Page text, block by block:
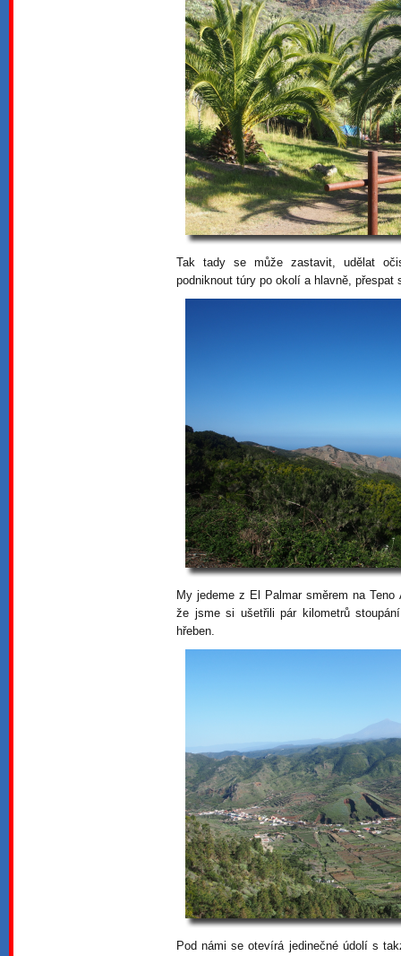
Tak tady se může zastavit, udělat
podniknout túry po okolí a hlavně,
My jedeme z El Palmar směrem na
že jsme si ušetřili pár kilometrů
hřeben.
Pod námi se otevírá jedinečné údolí s